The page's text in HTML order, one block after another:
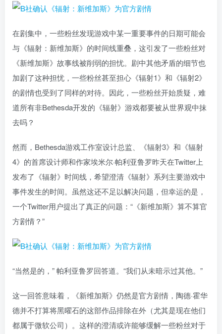
在剧集中，一些粉丝发现游戏中某一重要事件的日期可能会
与《辐射：新维加斯》的时间线重叠，这引发了一些粉丝对
《新维加斯》故事线被削弱的担忧。剧中其他矛盾的细节也
加剧了这种担忧，一些粉丝甚至担心《辐射1》和《辐射2》
的剧情也受到了同样的对待。因此，一些粉丝开始质疑，难
道所有非Bethesda开发的《辐射》游戏都要被从世界观中抹
去吗？
然而，Bethesda游戏工作室设计总监、《辐射3》和《辐射
4》的首席设计师和作家埃米尔·帕利亚鲁罗昨天在Twitter上
发布了《辐射》时间线，希望澄清《辐射》系列主要游戏中
事件发生的时间。虽然这还不足以解决问题，但幸运的是，
一个Twitter用户提出了真正的问题：“《新维加斯》算不算官
方剧情？”
“当然是的，” 帕利亚鲁罗回答道。“我们从未暗示过其他。”
这一回答意味着，《新维加斯》仍然是官方剧情，陶德·霍华
德并不打算将黑曜石的这部作品排除在外（尤其是现在他们
都属于微软公司）。这样的澄清或许能够缓解一些粉丝对于